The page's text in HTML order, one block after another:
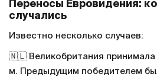
Переносы Евровидения:
случались
Известно несколько случаев:
🇳🇱 Великобритания принимала
м. Предыдущим победителем